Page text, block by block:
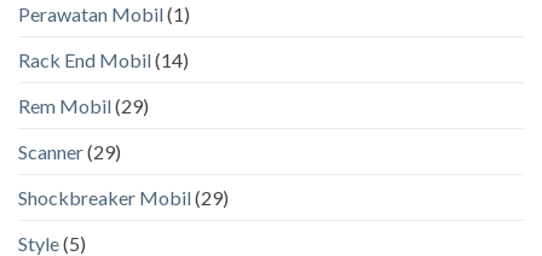
Perawatan Mobil(1)
Rack End Mobil(14)
Rem Mobil(29)
Scanner(29)
Shockbreaker Mobil(29)
Style(5)